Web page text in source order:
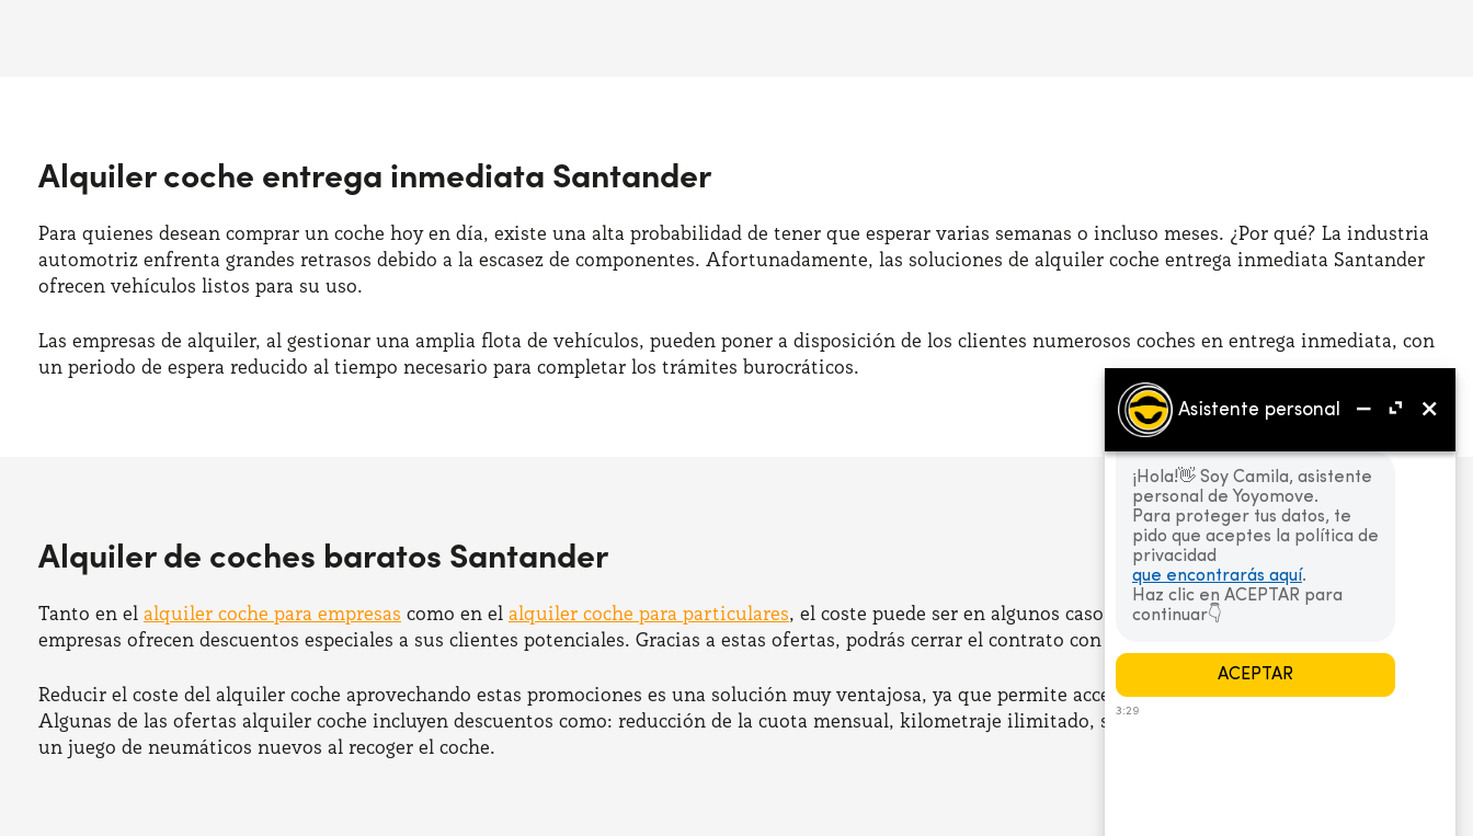
Alquiler coche entrega inmediata Santander
Para quienes desean comprar un coche hoy en día, existe una alta probabilidad de tener que esperar varias semanas o incluso meses. ¿Por qué? La industria
automotriz enfrenta grandes retrasos debido a la escasez de componentes. Afortunadamente, las soluciones de alquiler coche entrega inmediata Santander
ofrecen vehículos listos para su uso.
Las empresas de alquiler, al gestionar una amplia flota de vehículos, pueden poner a disposición de los clientes numerosos coches en entrega inmediata, con
un periodo de espera reducido al tiempo necesario para completar los trámites burocráticos.
Alquiler de coches baratos Santander
Tanto en el alquiler coche para empresas como en el alquiler coche para particulares, el coste puede ser en algunos casos bastante elevado. Por ello, muchas
empresas ofrecen descuentos especiales a sus clientes potenciales. Gracias a estas ofertas, podrás cerrar el contrato con un coste menor.
Reducir el coste del alquiler coche aprovechando estas promociones es una solución muy ventajosa, ya que permite acceder a cuotas mensuales más bajas.
Algunas de las ofertas alquiler coche incluyen descuentos como: reducción de la cuota mensual, kilometraje ilimitado, seguro a todo riesgo Kasko incluido y
un juego de neumáticos nuevos al recoger el coche.